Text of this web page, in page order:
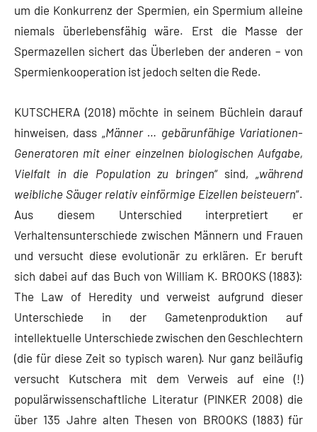
um die Konkurrenz der Spermien, ein Spermium alleine
niemals überlebensfähig wäre. Erst die Masse der
Spermazellen sichert das Überleben der anderen – von
Spermienkooperation ist jedoch selten die Rede.
KUTSCHERA (2018) möchte in seinem Büchlein darauf
hinweisen, dass „Männer … gebärunfähige Variationen-
Generatoren mit einer einzelnen biologischen Aufgabe,
Vielfalt in die Population zu bringen“ sind, „während
weibliche Säuger relativ einförmige Eizellen beisteuern“.
Aus diesem Unterschied interpretiert er
Verhaltensunterschiede zwischen Männern und Frauen
und versucht diese evolutionär zu erklären. Er beruft
sich dabei auf das Buch von William K. BROOKS (1883):
The Law of Heredity und verweist aufgrund dieser
Unterschiede in der Gametenproduktion auf
intellektuelle Unterschiede zwischen den Geschlechtern
(die für diese Zeit so typisch waren). Nur ganz beiläufig
versucht Kutschera mit dem Verweis auf eine (!)
populärwissenschaftliche Literatur (PINKER 2008) die
über 135 Jahre alten Thesen von BROOKS (1883) für